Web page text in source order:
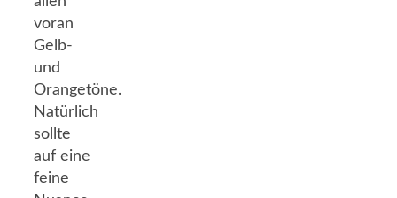
voran
Gelb-
und
Orangetöne.
Natürlich
sollte
auf eine
feine